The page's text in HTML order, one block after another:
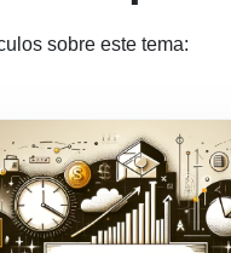
sobre este tema: